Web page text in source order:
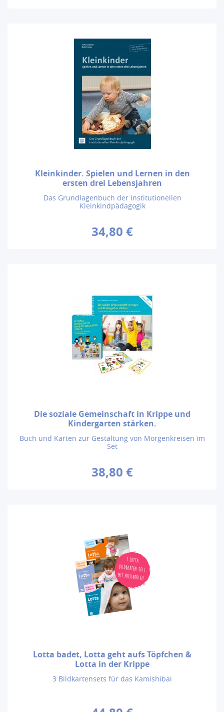
Kleinkinder. Spielen und Lernen in den
ersten drei Lebensjahren
Das Grundlagenbuch der institutionellen
Kleinkindpädagogik
34,80 €
Die soziale Gemeinschaft in Krippe und
Kindergarten stärken.
Buch und Karten zur Gestaltung von Morgenkreisen im
Set
38,80 €
Lotta badet, Lotta geht aufs Töpfchen &
Lotta in der Krippe
3 Bildkartensets für das Kamishibai